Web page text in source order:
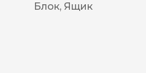
Блок, Ящик